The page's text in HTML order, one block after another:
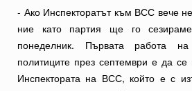
- Ако Инспекторатът към ВСС вече
ние като партия ще го
понеделник. Първата работа
политиците през септември е да
Инспектората на ВСС, който е с